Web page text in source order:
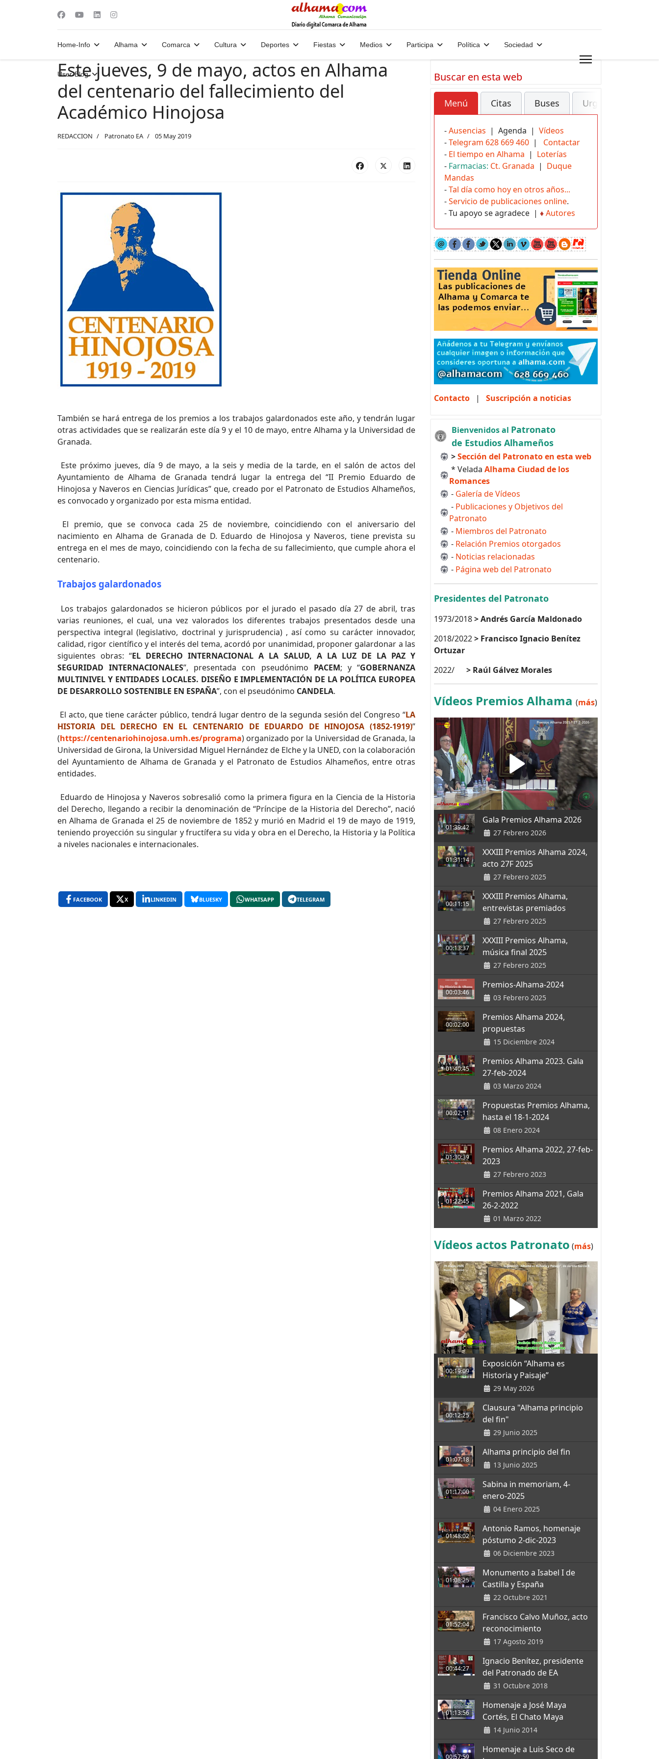
Home-Info Alhama Comarca Cultura Deportes Fiestas Medios Participa Política Sociedad
User-Blog
Este jueves, 9 de mayo, actos en Alhama
del centenario del fallecimiento del
Académico Hinojosa
REDACCION Patronato EA 05 May 2019
También se hará entrega de los premios a los trabajos galardonados este año, y tendrán lugar
otras actividades que se realizarán este día 9 y el 10 de mayo, entre Alhama y la Universidad de
Granada.
Este próximo jueves, día 9 de mayo, a la seis y media de la tarde, en el salón de actos del
Ayuntamiento de Alhama de Granada tendrá lugar la entrega del “II Premio Eduardo de
Hinojosa y Naveros en Ciencias Jurídicas” que, creado por el Patronato de Estudios Alhameños,
es convocado y organizado por esta misma entidad.
El premio, que se convoca cada 25 de noviembre, coincidiendo con el aniversario del
nacimiento en Alhama de Granada de D. Eduardo de Hinojosa y Naveros, tiene prevista su
entrega en el mes de mayo, coincidiendo con la fecha de su fallecimiento, que cumple ahora el
centenario.
Trabajos galardonados
Los trabajos galardonados se hicieron públicos por el jurado el pasado día 27 de abril, tras
varias reuniones, el cual, una vez valorados los diferentes trabajos presentados desde una
perspectiva integral (legislativo, doctrinal y jurisprudencia) , así como su carácter innovador,
calidad, rigor científico y el interés del tema, acordó por unanimidad, proponer galardonar a las
siguientes obras: “EL DERECHO INTERNACIONAL A LA SALUD, A LA LUZ DE LA PAZ Y
SEGURIDAD INTERNACIONALES”, presentada con pseudónimo PACEM; y “GOBERNANZA
MULTINIVEL Y ENTIDADES LOCALES. DISEÑO E IMPLEMENTACIÓN DE LA POLÍTICA EUROPEA
DE DESARROLLO SOSTENIBLE EN ESPAÑA”, con el pseudónimo CANDELA.
El acto, que tiene carácter público, tendrá lugar dentro de la segunda sesión del Congreso “LA
HISTORIA DEL DERECHO EN EL CENTENARIO DE EDUARDO DE HINOJOSA (1852-1919)”
(https://centenariohinojosa.umh.es/programa) organizado por la Universidad de Granada, la
Universidad de Girona, la Universidad Miguel Hernández de Elche y la UNED, con la colaboración
del Ayuntamiento de Alhama de Granada y el Patronato de Estudios Alhameños, entre otras
entidades.
Eduardo de Hinojosa y Naveros sobresalió como la primera figura en la Ciencia de la Historia
del Derecho, llegando a recibir la denominación de “Príncipe de la Historia del Derecho”, nació
en Alhama de Granada el 25 de noviembre de 1852 y murió en Madrid el 19 de mayo de 1919,
teniendo proyección su singular y fructífera su vida y obra en el Derecho, la Historia y la Política
a niveles nacionales e internacionales.
FACEBOOK X LINKEDIN BLUESKY WHATSAPP TELEGRAM
Buscar en esta web
Menú Citas Buses Urgencias
-Ausencias | Agenda | Vídeos
-Telegram 628 669 460 | Contactar
- El tiempo en Alhama | Loterías
- Farmacias: Ct. Granada | Duque
Mandas
-Tal día como hoy en otros años...
-Servicio de publicaciones online.
- Tu apoyo se agradece | ♦Autores
Contacto | Suscripción a noticias
Bienvenidos al Patronato
de Estudios Alhameños
>Sección del Patronato en esta web
* Velada Alhama Ciudad de los
Romances
- Galería de Vídeos
- Publicaciones y Objetivos del
Patronato
- Miembros del Patronato
- Relación Premios otorgados
- Noticias relacionadas
- Página web del Patronato
Presidentes del Patronato
1973/2018> Andrés García Maldonado
2018/2022> Francisco Ignacio Benítez
Ortuzar
2022/
> Raúl Gálvez Morales
Vídeos Premios Alhama (más)
01:39:42
Gala Premios Alhama 2026
27 Febrero 2026
01:31:14
XXXIII Premios Alhama 2024,
acto 27F 2025
27 Febrero 2025
00:11:15
XXXIII Premios Alhama,
entrevistas premiados
27 Febrero 2025
00:13:37
XXXIII Premios Alhama,
música final 2025
27 Febrero 2025
00:03:46
Premios-Alhama-2024
03 Febrero 2025
00:02:00
Premios Alhama 2024,
propuestas
15 Diciembre 2024
01:40:45
Premios Alhama 2023. Gala
27-feb-2024
03 Marzo 2024
00:02;11
Propuestas Premios Alhama,
hasta el 18-1-2024
08 Enero 2024
01:30:39
Premios Alhama 2022, 27-feb-
2023
27 Febrero 2023
01:22:45
Premios Alhama 2021, Gala
26-2-2022
01 Marzo 2022
Vídeos actos Patronato (más)
00:19:09
Exposición “Alhama es
Historia y Paisaje”
29 May 2026
00:12:25
Clausura "Alhama principio
del fin"
29 Junio 2025
01:07:18
Alhama principio del fin
13 Junio 2025
01:17:00
Sabina in memoriam, 4-
enero-2025
04 Enero 2025
01:48:02
Antonio Ramos, homenaje
póstumo 2-dic-2023
06 Diciembre 2023
01:08:25
Monumento a Isabel I de
Castilla y España
22 Octubre 2021
01:52:04
Francisco Calvo Muñoz, acto
reconocimiento
17 Agosto 2019
00:44:27
Ignacio Benítez, presidente
del Patronado de EA
31 Octubre 2018
01:13:56
Homenaje a José Maya
Cortés, El Chato Maya
14 Junio 2014
00:57:59
Homenaje a Luis Seco de